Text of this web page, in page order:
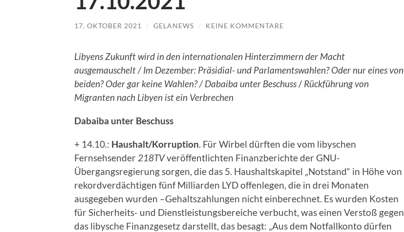
17. OKTOBER 2021 / GELANEWS / KEINE KOMMENTARE
Libyens Zukunft wird in den internationalen Hinterzimmern der Macht
ausgemauschelt / Im Dezember: Präsidial- und Parlamentswahlen? Oder nur eines von
beiden? Oder gar keine Wahlen? / Dabaiba unter Beschuss/ Rückführung von
Migranten nach Libyen ist ein Verbrechen
Dabaiba unter Beschuss
+ 14.10.: Haushalt/Korruption. Für Wirbel dürften die vom libyschen
Fernsehsender 218TVveröffentlichten Finanzberichte der GNU-
Übergangsregierung sorgen, die das 5. Haushaltskapitel „Notstand“ in Höhe von
rekordverdächtigen fünf Milliarden LYD offenlegen, die in drei Monaten
ausgegeben wurden –Gehaltszahlungen nicht einberechnet. Es wurden Kosten
für Sicherheits- und Dienstleistungsbereiche verbucht, was einen Verstoß gegen
das libysche Finanzgesetz darstellt, das besagt: „Aus dem Notfallkonto dürfen